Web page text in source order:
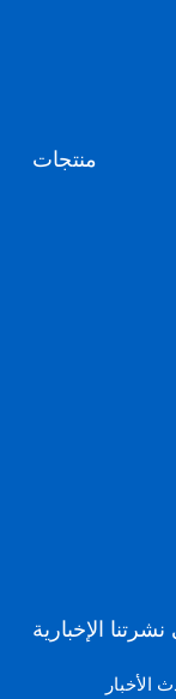
منتجات
الإخبارية
الأخبار